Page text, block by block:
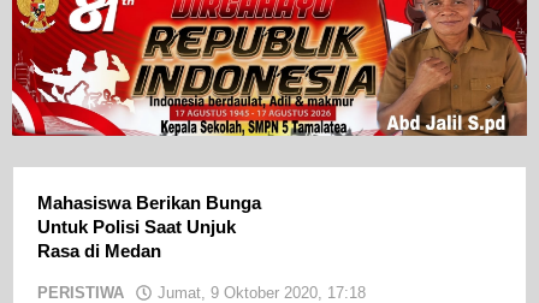
Mahasiswa Berikan Bunga
Untuk Polisi Saat Unjuk
Rasa di Medan
PERISTIWA
Jumat, 9 Oktober 2020, 17:18